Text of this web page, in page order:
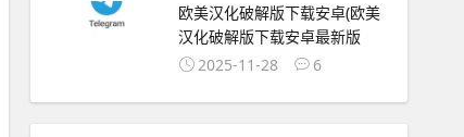
欧美汉化破解版下载安卓(欧美
汉化破解版下载安卓最新版
2025-11-28
6